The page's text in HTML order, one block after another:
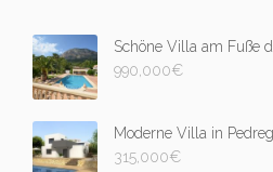
Schöne Villa am Fuße
990,000€
Moderne Villa in
315,000€